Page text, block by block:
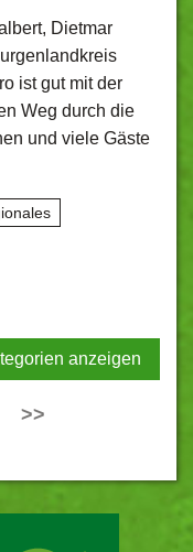
Dietmar
ist gut mit der
Weg durch die
und viele Gäste
anzeigen
>>